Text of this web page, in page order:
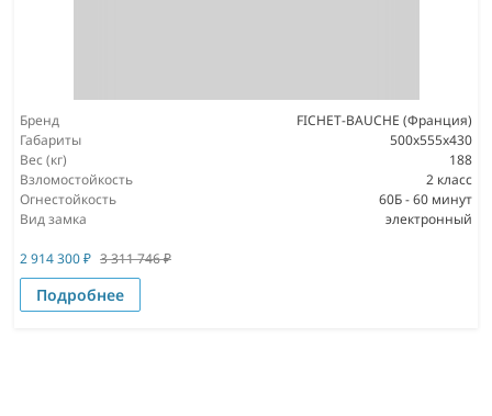
Бренд
FICHET-BAUCHE (Франция)
Габариты
500x555x430
Вес (кг)
188
Взломостойкость
2 класс
Огнестойкость
60Б - 60 минут
Вид замка
электронный
2 914 300₽ 3 311 746₽
Подробнее